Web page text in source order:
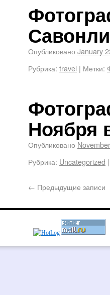
Опубликовано January
Рубрика: travel | Метки:
Ноября
Опубликовано
Рубрика: Uncategorized |
← Предыдущие записи